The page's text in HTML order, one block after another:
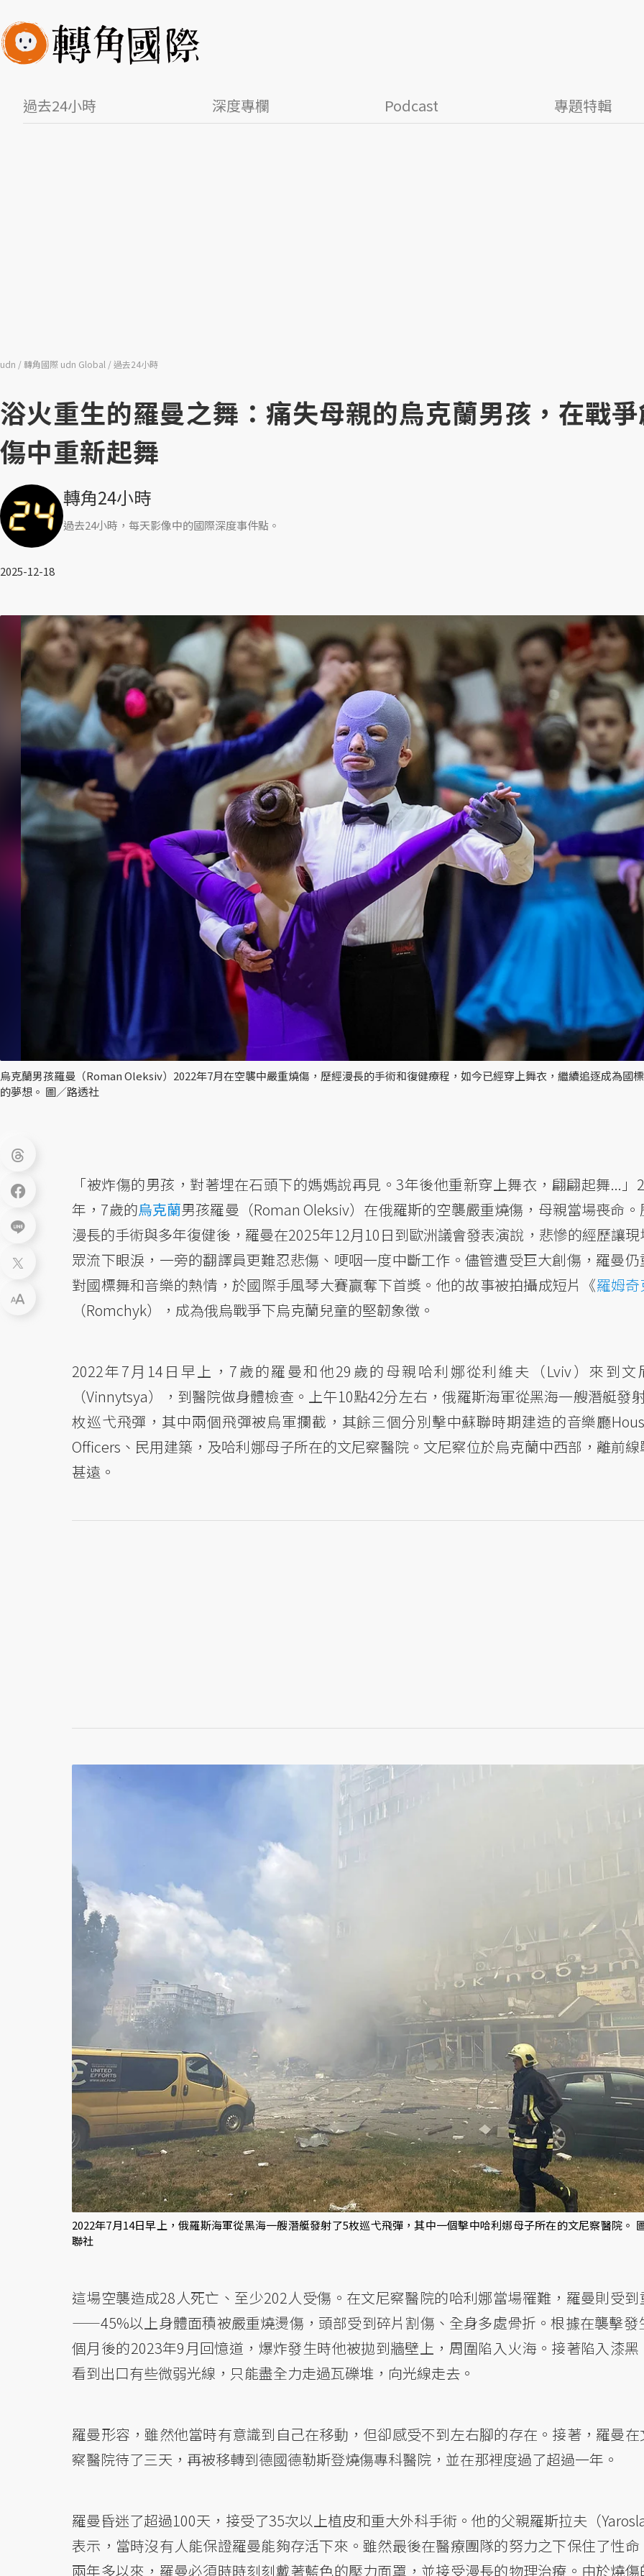
過去24小時 深度專欄 Podcast 專題特輯
udn 轉角國際 udn Global 過去24小時
浴火重生的羅曼之舞：痛失母親的烏克蘭男孩，在戰
傷中重新起舞
轉角24小時
過去24小時，每天影像中的國際深度事件點。
2025-12-18
烏克蘭男孩羅曼（Roman Oleksiv）2022年7月在空襲中嚴重燒傷，歷經漫長的手術和復健療程，如今已經穿上舞衣，繼續追逐成為國
的夢想。 圖／路透社
「被炸傷的男孩，對著埋在石頭下的媽媽說再見。3年後他重新穿上舞衣，翩翩起舞...」
年，7歲的烏克蘭男孩羅曼（Roman Oleksiv）在俄羅斯的空襲嚴重燒傷，母親當場喪命。
漫長的手術與多年復健後，羅曼在2025年12月10日到歐洲議會發表演說，悲慘的經歷讓現
眾流下眼淚，一旁的翻譯員更難忍悲傷、哽咽一度中斷工作。儘管遭受巨大創傷，羅曼仍
對國標舞和音樂的熱情，於國際手風琴大賽贏奪下首獎。他的故事被拍攝成短片《羅姆奇
（Romchyk），成為俄烏戰爭下烏克蘭兒童的堅韌象徵。
2022年7月14日早上，7歲的羅曼和他29歲的母親哈利娜從利維夫（Lviv）來到文
（Vinnytsya），到醫院做身體檢查。上午10點42分左右，俄羅斯海軍從黑海一艘潛艇發
枚巡弋飛彈，其中兩個飛彈被烏軍攔截，其餘三個分別擊中蘇聯時期建造的音樂廳
Officers、民用建築，及哈利娜母子所在的文尼察醫院。文尼察位於烏克蘭中西部，離前線
甚遠。
2022年7月14日早上，俄羅斯海軍從黑海一艘潛艇發射了​​5枚巡弋飛彈，其中一個擊中哈利娜母子所在的文尼察醫院。
聯社
這場空襲造成28人死亡、至少202人受傷。在文尼察醫院的哈利娜當場罹難，羅曼則受到
——45%以上身體面積被嚴重燒燙傷，頭部受到碎片割傷、全身多處骨折。根據在襲擊發
個月後的2023年9月回憶道，爆炸發生時他被拋到牆壁上，周圍陷入火海。接著陷入漆黑
看到出口有些微弱光線，只能盡全力走過瓦礫堆，向光線走去。
羅曼形容，雖然他當時有意識到自己在移動，但卻感受不到左右腳的存在。接著，羅曼在
察醫院待了三天，再被移轉到德國德勒斯登燒傷專科醫院，並在那裡度過了超過一年。
羅曼昏迷了超過100天，接受了35次以上植皮和重大外科手術。他的父親羅斯拉夫（
表示，當時沒有人能保證羅曼能夠存活下來。雖然最後在醫療團隊的努力之下保住了性命
兩年多以來，羅曼必須時時刻刻戴著藍色的壓力面罩，並接受漫長的物理治療。由於燒傷